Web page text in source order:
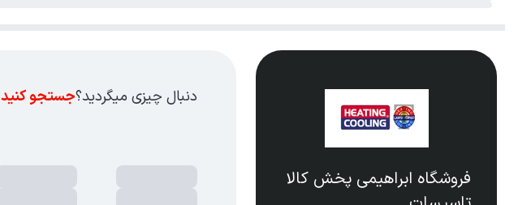
فروشگاه ابراهیمی پخش کالا
دنبال چیزی میگردید؟جستجو کنید